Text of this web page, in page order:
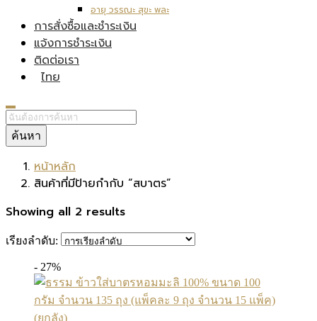
อายุ วรรณะ สุขะ พละ
การสั่งซื้อและชำระเงิน
แจ้งการชำระเงิน
ติดต่อเรา
ไทย
ค้นหา
หน้าหลัก
สินค้าที่มีป้ายกำกับ “สบาตร”
Showing all 2 results
เรียงลำดับ:
- 27%